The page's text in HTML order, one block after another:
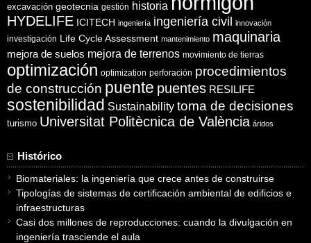
excavación geotecnia gestión historia
HYDELIFE ICITECH ingeniería ingeniería civil innovación
investigación Life Cycle Assessment mantenimiento maquinaria
mejora de suelos mejora de terrenos movimiento de tierras
optimización optimization perforación procedimientos
de construcción puente puentes RESILIFE
sostenibilidad Sustainability toma de decisiones
turismo Universitat Politècnica de València áridos
Histórico
Biomateriales: la ingeniería que crece antes de construirse
Tipologías de sistemas de certificación ambiental de edificios e
infraestructuras
Casi dos millones de reproducciones: cuando la divulgación en
ingeniería trasciende el aula